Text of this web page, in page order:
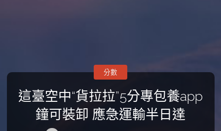
這臺空中“貨拉拉”5分專包養app
鐘可裝卸 應急運輸半日達
分數